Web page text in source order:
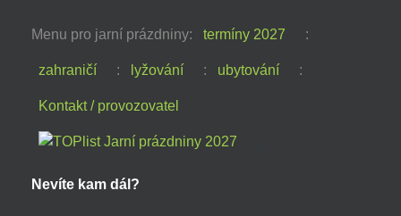
Menu pro jarní prázdniny: termíny 2027 :
zahraničí : lyžování : ubytování :
Kontakt / provozovatel
Nevíte kam dál?